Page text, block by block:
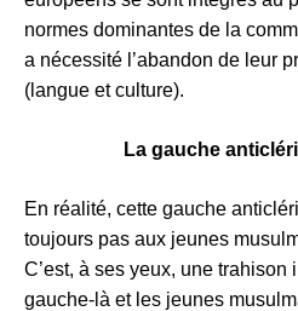
normes dominantes de la
a nécessité l’abandon de leur
(langue et culture).
La gauche
En réalité, cette gauche
toujours pas aux jeunes
C’est, à ses yeux, une
gauche-là et les jeunes